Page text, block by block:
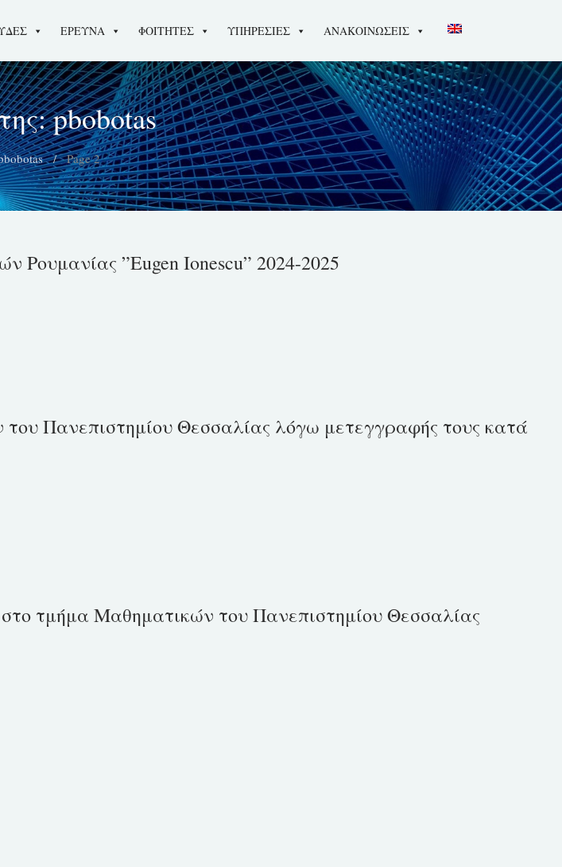
ΕΡΕΥΝΑ ΦΟΙΤΗΤΕΣ ΥΠΗΡΕΣΙΕΣ ΑΝΑΚΟΙΝΩΣΕΙΣ
pbobotas
Page 2
Ρουμανίας ”Eugen Ionescu” 2024-2025
Πανεπιστημίου Θεσσαλίας λόγω μετεγγραφής τους κατά
τμήμα Μαθηματικών του Πανεπιστημίου Θεσσαλίας